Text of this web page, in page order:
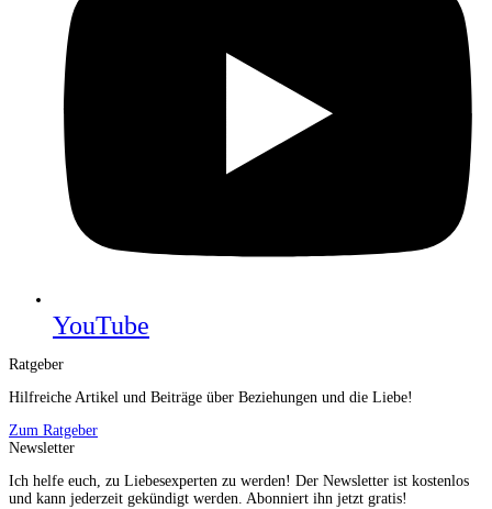
YouTube
Ratgeber
Hilfreiche Artikel und Beiträge über Beziehungen und die Liebe!
Zum Ratgeber
Newsletter
Ich helfe euch, zu Liebesexperten zu werden! Der Newsletter ist kostenlos
und kann jederzeit gekündigt werden. Abonniert ihn jetzt gratis!